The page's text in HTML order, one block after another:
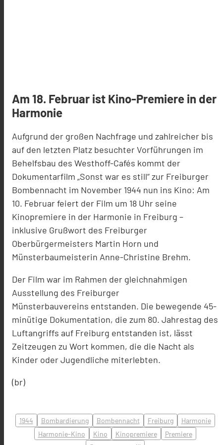
Am 18. Februar ist Kino-Premiere in der
Harmonie
Aufgrund der großen Nachfrage und zahlreicher bis
auf den letzten Platz besuchterVorführungen im
Behelfsbau des Westhoff-Cafés kommt der
Dokumentarfilm „Sonst war es still“zur Freiburger
Bombennacht im November 1944 nun ins Kino: Am
10. Februar feiert der Film um 18 Uhr seine
Kinopremiere in der Harmonie in Freiburg –
inklusive Grußwort des Freiburger
Oberbürgermeisters Martin Horn und
Münsterbaumeisterin Anne-Christine Brehm.
Der Film war im Rahmen der gleichnahmigen
Ausstellung des Freiburger
Münsterbauvereins entstanden. Die bewegende 45-
minütige Dokumentation, die zum 80. Jahrestag des
Luftangriffs auf Freiburg entstanden ist, lässt
Zeitzeugen zu Wort kommen, die die Nacht als
Kinder oder Jugendliche miterlebten.
(br)
1944 Bombardierung Bombennacht Freiburg
Harmonie
Harmonie-Kino
Kino Kinopremiere
Premiere